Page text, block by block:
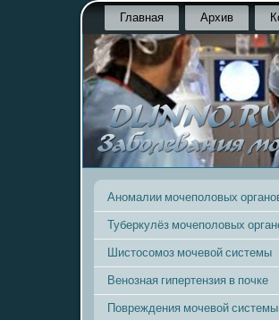
Главная Архив
Аномалии мочеполовых
Туберкулёз мочеполовых
Шистосомоз мочевой системы
Венозная гипертензия в почке
Повреждения мочевой системы